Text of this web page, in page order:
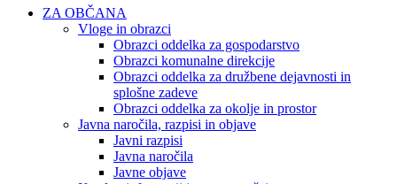
ZA OBČANA
Vloge in obrazci
Obrazci oddelka za gospodarstvo
Obrazci komunalne direkcije
Obrazci oddelka za družbene dejavnosti in
splošne zadeve
Obrazci oddelka za okolje in prostor
Javna naročila, razpisi in objave
Javni razpisi
Javna naročila
Javne objave